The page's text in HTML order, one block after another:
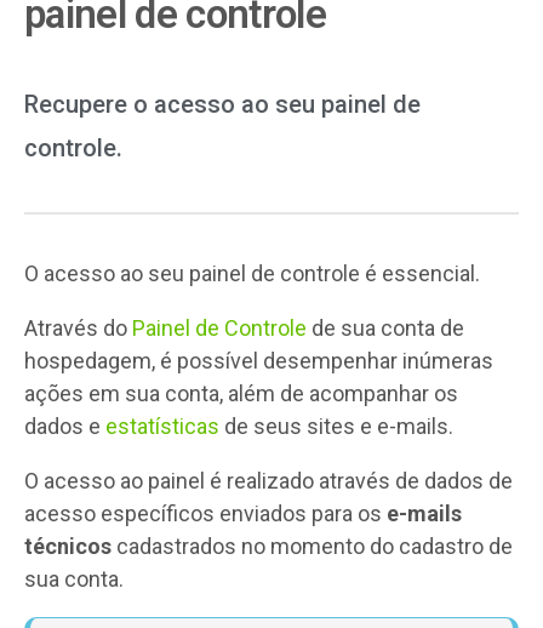
painel de controle
Recupere o acesso ao seu painel de
controle.
O acesso ao seu painel de controle é essencial.
Através do Painel de Controle de sua conta de
hospedagem, é possível desempenhar inúmeras
ações em sua conta, além de acompanhar os
dados e estatísticas de seus sites e e-mails.
O acesso ao painel é realizado através de dados de
acesso específicos enviados para os e-mails
técnicos cadastrados no momento do cadastro de
sua conta.